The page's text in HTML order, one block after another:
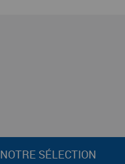
NOTRE SÉLECTION